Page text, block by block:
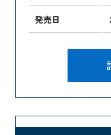
発売日